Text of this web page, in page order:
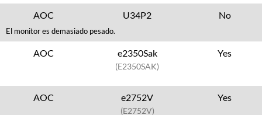
AOC U34P2 No
El monitor es demasiado pesado.
AOC e2350Sak
(E2350SAK)
Yes
AOC e2752V
(E2752V)
Yes